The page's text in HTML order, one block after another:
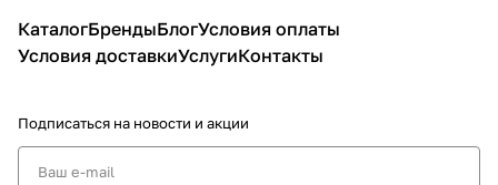
КаталогБрендыБлогУсловия оплаты
Условия доставкиУслугиКонтакты
Подписаться на новости и акции